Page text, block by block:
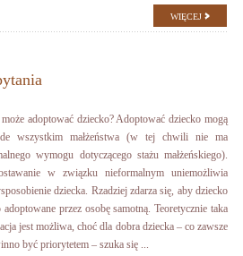
WIĘCEJ
adoptować dziecko? Adoptować dziecko mogą
wszystkim małżeństwa (w tej chwili nie ma
wymogu dotyczącego stażu małżeńskiego).
w związku nieformalnym uniemożliwia
dziecka. Rzadziej zdarza się, aby dziecko
adoptowane przez osobę samotną. Teoretycznie taka
jest możliwa, choć dla dobra dziecka – co zawsze
być priorytetem – szuka się ...